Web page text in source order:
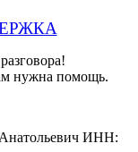
нужна помощь.
ИНН: